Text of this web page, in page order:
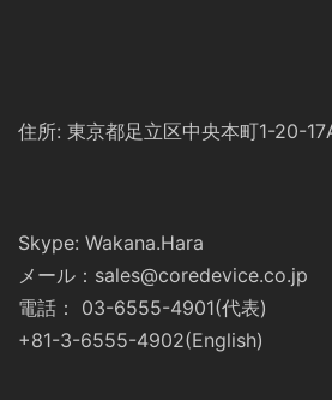
住所: 東京都足立区中央本町1-20-
Skype: Wakana.Hara
メール：sales@coredevice.co.jp
電話： 03-6555-4901(代表)
+81-3-6555-4902(English)